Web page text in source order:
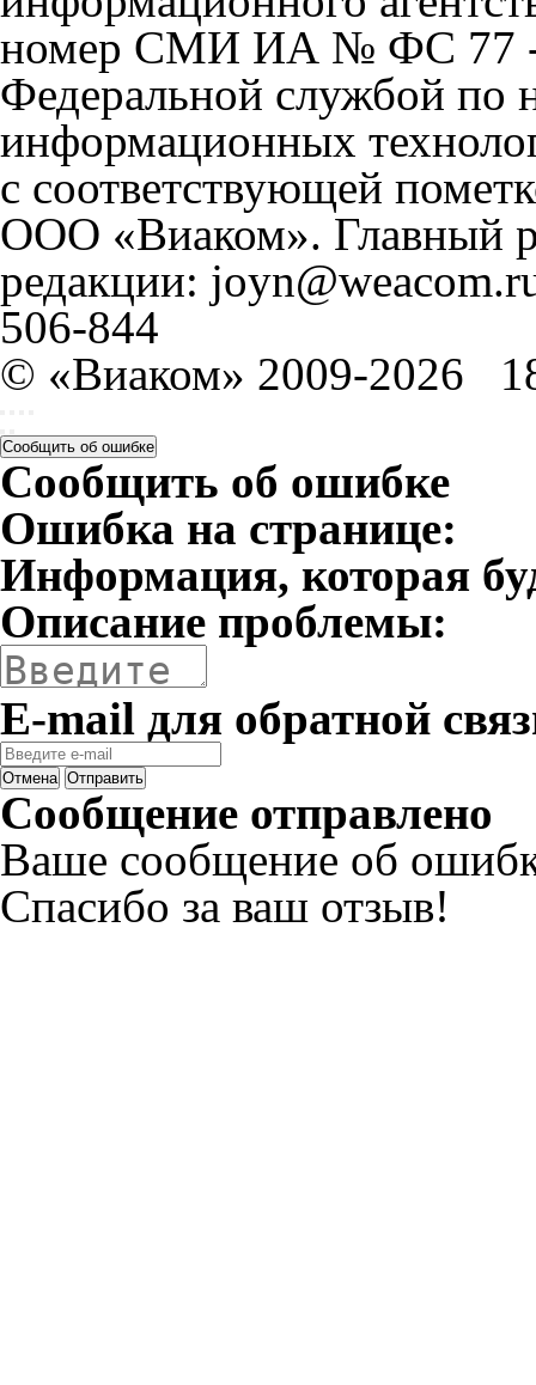
номер СМИ ИА № ФС 77 -
Федеральной службой по
информационных
с соответствующей
ООО «Виаком». Главный
редакции:
506-844
© «Виаком» 2009-2026
Сообщить об ошибке
Сообщить об ошибке
Ошибка на странице:
Информация, которая
Описание проблемы:
E-mail для обратной
Отмена Отправить
Сообщение отправлено
Ваше сообщение об
Спасибо за ваш отзыв!